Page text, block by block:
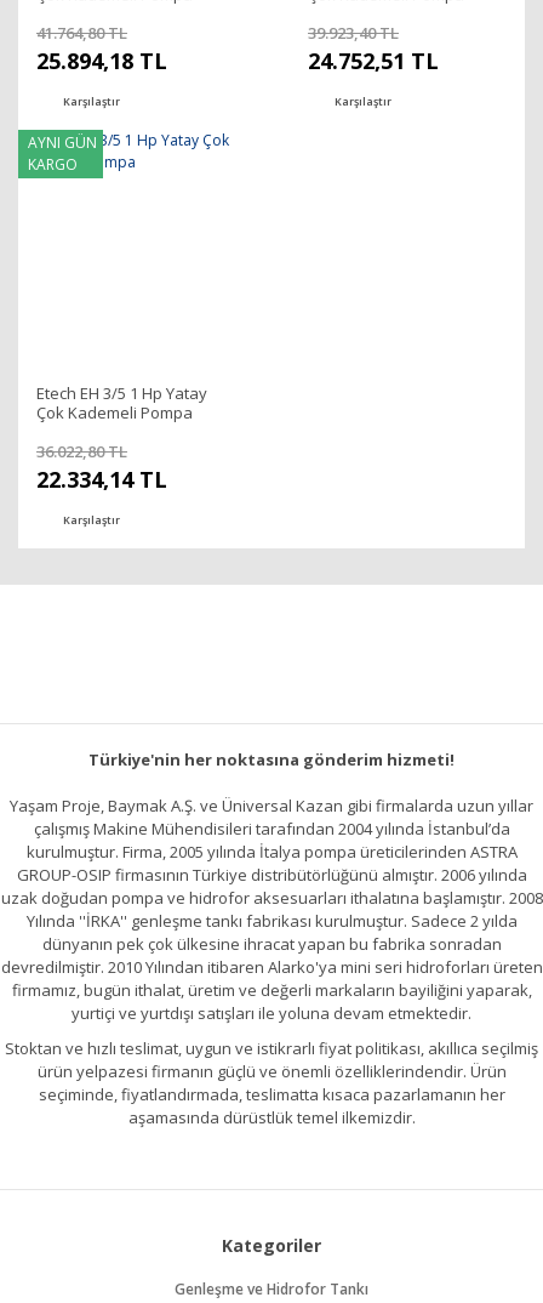
41.764,80 TL
25.894,18 TL
Karşılaştır
39.923,40 TL
24.752,51 TL
Karşılaştır
AYNI GÜN
KARGO
Etech EH 3/5 1 Hp Yatay
Çok Kademeli Pompa
36.022,80 TL
22.334,14 TL
Karşılaştır
Türkiye'nin her noktasına gönderim hizmeti!
Yaşam Proje, Baymak A.Ş. ve Üniversal Kazan gibi firmalarda uzun yıllar
çalışmış Makine Mühendisileri tarafından 2004 yılında İstanbul’da
kurulmuştur. Firma, 2005 yılında İtalya pompa üreticilerinden ASTRA
GROUP-OSIP firmasının Türkiye distribütörlüğünü almıştır. 2006 yılında
uzak doğudan pompa ve hidrofor aksesuarları ithalatına başlamıştır. 2008
Yılında ''İRKA'' genleşme tankı fabrikası kurulmuştur. Sadece 2 yılda
dünyanın pek çok ülkesine ihracat yapan bu fabrika sonradan
devredilmiştir. 2010 Yılından itibaren Alarko'ya mini seri hidroforları üreten
firmamız, bugün ithalat, üretim ve değerli markaların bayiliğini yaparak,
yurtiçi ve yurtdışı satışları ile yoluna devam etmektedir.
Stoktan ve hızlı teslimat, uygun ve istikrarlı fiyat politikası, akıllıca seçilmiş
ürün yelpazesi firmanın güçlü ve önemli özelliklerindendir. Ürün
seçiminde, fiyatlandırmada, teslimatta kısaca pazarlamanın her
aşamasında dürüstlük temel ilkemizdir.
Kategoriler
Genleşme ve Hidrofor Tankı